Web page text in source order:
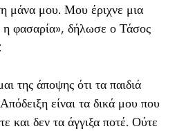
μάνα μου. Μου έριχνε μια
η φασαρία», δήλωσε ο Τάσος
της άποψης ότι τα παιδιά
είναι τα δικά μου που
και δεν τα άγγιξα ποτέ. Ούτε